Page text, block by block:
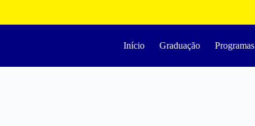
Início Graduação Programas